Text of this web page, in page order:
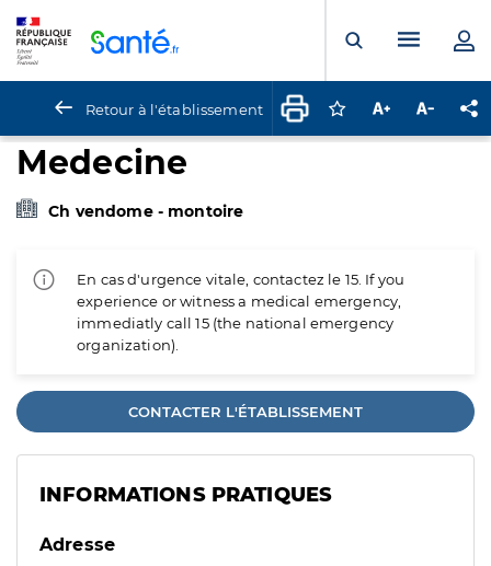
Ouvrir laMenu
Retour à l'établissement Connectez-vous
Augmenter la
Medecine
Ch vendome - montoire
En cas d'urgence vitale, contactez le 15. If you
experience or witness a medical emergency,
immediatly call 15 (the national emergency
organization).
CONTACTER L'ÉTABLISSEMENT
INFORMATIONS PRATIQUES
Adresse